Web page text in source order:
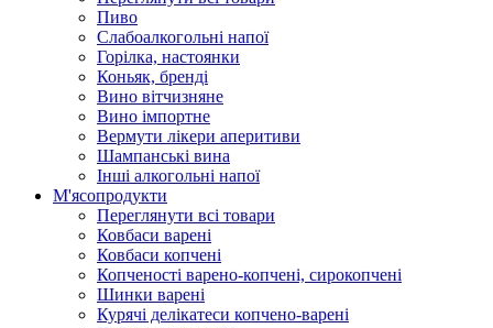
Пиво
Слабоалкогольні напої
Горілка, настоянки
Коньяк, бренді
Вино вітчизняне
Вино імпортне
Вермути лікери аперитиви
Шампанські вина
Інші алкогольні напої
М'ясопродукти
Переглянути всі товари
Ковбаси варені
Ковбаси копчені
Копченості варено-копчені, сирокопчені
Шинки варені
Курячі делікатеси копчено-варені